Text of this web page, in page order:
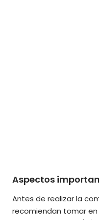
Aspectos
Antes de realizar la
recomiendan tomar